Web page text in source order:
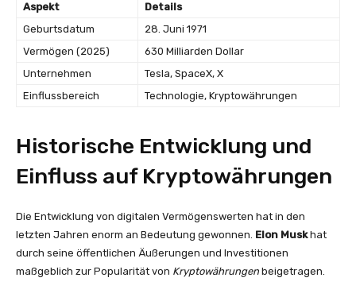
Aspekt
Details
Geburtsdatum
28. Juni 1971
Vermögen (2025)
630 Milliarden Dollar
Unternehmen
Tesla, SpaceX, X
Einflussbereich
Technologie, Kryptowährungen
Historische Entwicklung und
Einfluss auf Kryptowährungen
Die Entwicklung von digitalen Vermögenswerten hat in den
letzten Jahren enorm an Bedeutung gewonnen. Elon Muskhat
durch seine öffentlichen Äußerungen und Investitionen
maßgeblich zur Popularität von Kryptowährungen beigetragen.